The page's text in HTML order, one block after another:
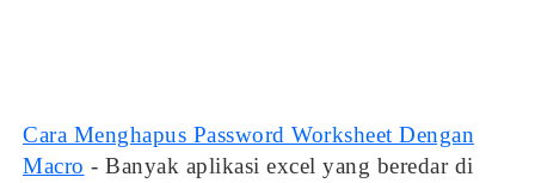
Cara Menghapus Password Worksheet Dengan
Macro - Banyak aplikasi excel yang beredar di